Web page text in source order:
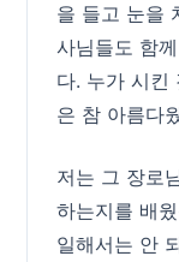
을 들고 눈을
사님들도 함
다. 누가 시킨
은 참 아름다
저는 그 장로
하는지를 배
일해서는 안